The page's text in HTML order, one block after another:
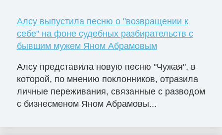
Алсу выпустила песню о "возвращении к
себе" на фоне судебных разбирательств с
бывшим мужем Яном Абрамовым
Алсу представила новую песню "Чужая", в
которой, по мнению поклонников, отразила
личные переживания, связанные с разводом
с бизнесменом Яном Абрамовы...